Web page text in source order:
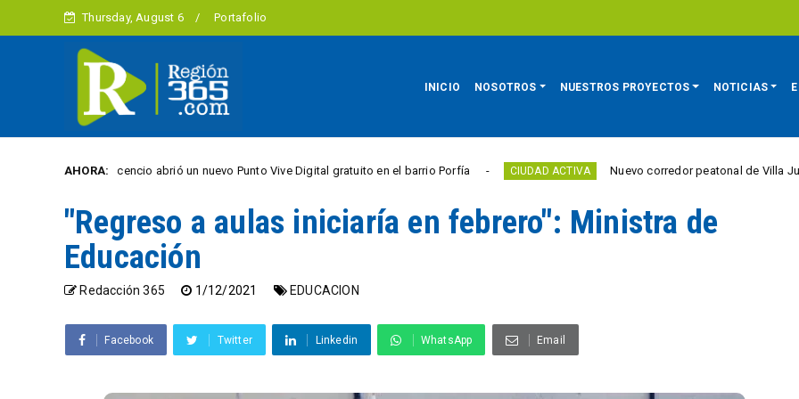
Thursday, August 6 Portafolio
INICIO NOSOTROS NUESTROS PROYECTOS NOTICIAS
AHORA:
Villavicencio abrió un nuevo Punto Vive Digital gratuito en el barrio Porfía CIUDAD ACTIVA Nuevo corredor peatonal de Villa Julia elimina
"Regreso a aulas iniciaría en febrero": Ministra de
Educación
Redacción 365 1/12/2021 EDUCACION
Facebook Twitter Linkedin WhatsApp Email